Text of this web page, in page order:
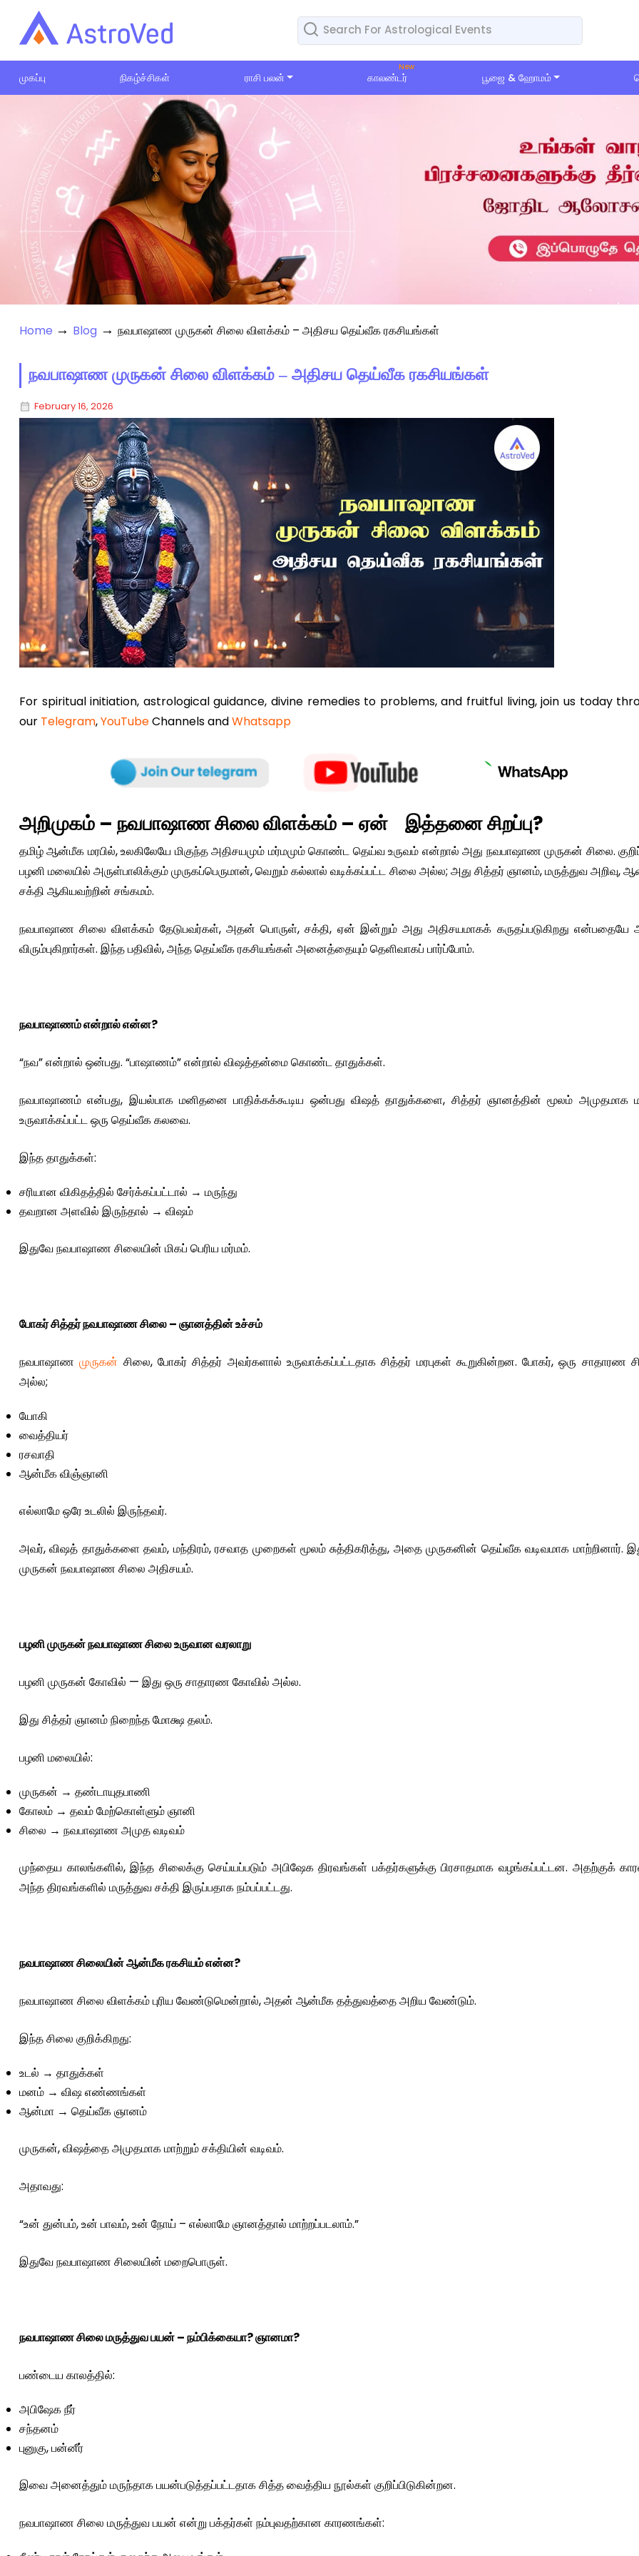
முகப்பு நிகழ்ச்சிகள் ராசி பலன் காலண்டர் பூஜை & ஹோமம்
Home → Blog → நவபாஷாண முருகன் சிலை விளக்கம் – அதிசய தெய்வீக ரகசியங்கள்
நவபாஷாண முருகன் சிலை விளக்கம் – அதிசய தெய்வீக ரகசியங்கள்
February 16, 2026
For spiritual initiation, astrological guidance, divine remedies to problems, and fruitful living, join us today
our Telegram,YouTubeChannels andWhatsapp
அறிமுகம் – நவபாஷாண சிலை விளக்கம் – ஏன் இத்தனை சிறப்பு?
தமிழ் ஆன்மீக மரபில், உலகிலேயே மிகுந்த அதிசயமும் மர்மமும் கொண்ட தெய்வ உருவம் என்றால் அது நவபாஷாண முருகன் சிலை.
பழனி மலையில் அருள்பாலிக்கும் முருகப்பெருமான், வெறும் கல்லால் வடிக்கப்பட்ட சிலை அல்ல; அது சித்தர் ஞானம், மருத்துவ அறிவு,
சக்தி ஆகியவற்றின் சங்கமம்.
நவபாஷாண சிலை விளக்கம் தேடுபவர்கள், அதன் பொருள், சக்தி, ஏன் இன்றும் அது அதிசயமாகக் கருதப்படுகிறது என்பதையே
விரும்புகிறார்கள். இந்த பதிவில், அந்த தெய்வீக ரகசியங்கள் அனைத்தையும் தெளிவாகப் பார்ப்போம்.
நவபாஷாணம் என்றால் என்ன?
“நவ” என்றால் ஒன்பது. “பாஷாணம்” என்றால் விஷத்தன்மை கொண்ட தாதுக்கள்.
நவபாஷாணம் என்பது, இயல்பாக மனிதனை பாதிக்கக்கூடிய ஒன்பது விஷத் தாதுக்களை, சித்தர் ஞானத்தின் மூலம் அமுதமாக
உருவாக்கப்பட்ட ஒரு தெய்வீக கலவை.
இந்த தாதுக்கள்:
சரியான விகிதத்தில் சேர்க்கப்பட்டால் → மருந்து
தவறான அளவில் இருந்தால் → விஷம்
இதுவே நவபாஷாண சிலையின் மிகப் பெரிய மர்மம்.
போகர் சித்தர் நவபாஷாண சிலை – ஞானத்தின் உச்சம்
நவபாஷாணமுருகன் சிலை, போகர் சித்தர் அவர்களால் உருவாக்கப்பட்டதாக சித்தர் மரபுகள் கூறுகின்றன. போகர், ஒரு சாதாரண
அல்ல;
யோகி
வைத்தியர்
ரசவாதி
ஆன்மீக விஞ்ஞானி
எல்லாமே ஒரே உடலில் இருந்தவர்.
அவர், விஷத் தாதுக்களை தவம், மந்திரம், ரசவாத முறைகள் மூலம் சுத்திகரித்து, அதை முருகனின் தெய்வீக வடிவமாக மாற்றினார்.
முருகன் நவபாஷாண சிலை அதிசயம்.
பழனி முருகன் நவபாஷாண சிலை உருவான வரலாறு
பழனி முருகன் கோவில் — இது ஒரு சாதாரண கோவில் அல்ல.
இது சித்தர் ஞானம் நிறைந்த மோக்ஷ தலம்.
பழனி மலையில்:
முருகன் → தண்டாயுதபாணி
கோலம் → தவம் மேற்கொள்ளும் ஞானி
சிலை → நவபாஷாண அமுத வடிவம்
முந்தைய காலங்களில், இந்த சிலைக்கு செய்யப்படும் அபிஷேக திரவங்கள் பக்தர்களுக்கு பிரசாதமாக வழங்கப்பட்டன. அதற்குக்
அந்த திரவங்களில் மருத்துவ சக்தி இருப்பதாக நம்பப்பட்டது.
நவபாஷாண சிலையின் ஆன்மீக ரகசியம் என்ன?
நவபாஷாண சிலை விளக்கம் புரிய வேண்டுமென்றால், அதன் ஆன்மீக தத்துவத்தை அறிய வேண்டும்.
இந்த சிலை குறிக்கிறது:
உடல் → தாதுக்கள்
மனம் → விஷ எண்ணங்கள்
ஆன்மா → தெய்வீக ஞானம்
முருகன், விஷத்தை அமுதமாக மாற்றும் சக்தியின் வடிவம்.
அதாவது:
“உன் துன்பம், உன் பாவம், உன் நோய் – எல்லாமே ஞானத்தால் மாற்றப்படலாம்.”
இதுவே நவபாஷாண சிலையின் மறைபொருள்.
நவபாஷாண சிலை மருத்துவ பயன் – நம்பிக்கையா? ஞானமா?
பண்டைய காலத்தில்:
அபிஷேக நீர்
சந்தனம்
புனுகு, பன்னீர்
இவை அனைத்தும் மருந்தாக பயன்படுத்தப்பட்டதாக சித்த வைத்திய நூல்கள் குறிப்பிடுகின்றன.
நவபாஷாண சிலை மருத்துவ பயன் என்று பக்தர்கள் நம்புவதற்கான காரணங்கள்: